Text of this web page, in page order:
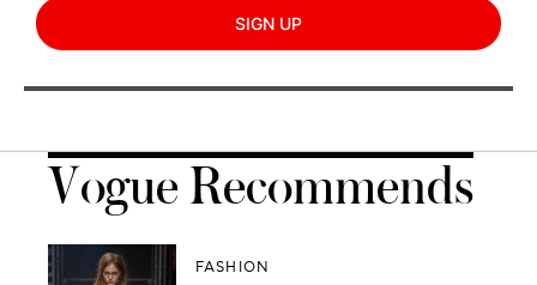
SIGN UP
Vogue Recommends
FASHION